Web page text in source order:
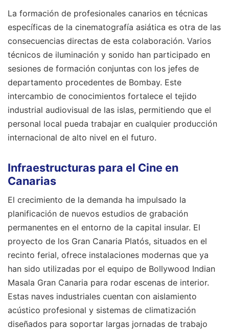
La formación de profesionales canarios en técnicas
específicas de la cinematografía asiática es otra de las
consecuencias directas de esta colaboración. Varios
técnicos de iluminación y sonido han participado en
sesiones de formación conjuntas con los jefes de
departamento procedentes de Bombay. Este
intercambio de conocimientos fortalece el tejido
industrial audiovisual de las islas, permitiendo que el
personal local pueda trabajar en cualquier producción
internacional de alto nivel en el futuro.
Infraestructuras para el Cine en
Canarias
El crecimiento de la demanda ha impulsado la
planificación de nuevos estudios de grabación
permanentes en el entorno de la capital insular. El
proyecto de los Gran Canaria Platós, situados en el
recinto ferial, ofrece instalaciones modernas que ya
han sido utilizadas por el equipo de Bollywood Indian
Masala Gran Canaria para rodar escenas de interior.
Estas naves industriales cuentan con aislamiento
acústico profesional y sistemas de climatización
diseñados para soportar largas jornadas de trabajo